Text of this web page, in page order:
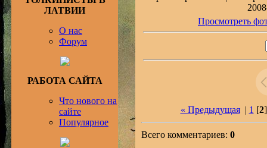
ЛАТВИИ
О нас
Форум
РАБОТА САЙТА
Что нового на
сайте
Популярное
Просмотреть
« Предыдущая| 1 [2
Всего комментариев: 0